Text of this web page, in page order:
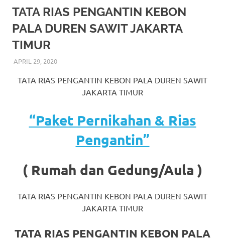
More
hints
rolex
replica.
my
https://www.watchesf.com.
learn
https://www.watchesb.com .
TATA RIAS PENGANTIN KEBON
PALA DUREN SAWIT JAKARTA
TIMUR
APRIL 29, 2020RIASALIKHA
BEKASI
PAKET DEKORASI PELAMINAN ,PAKET RIAS PENGANTIN
RIAS ,RIAS PENGANTIN
TATA RIAS PENGANTIN KEBON PALA DUREN SAWIT
JAKARTA TIMUR
“Paket Pernikahan & Rias
Pengantin”
( Rumah dan Gedung/Aula )
TATA RIAS PENGANTIN KEBON PALA DUREN SAWIT
JAKARTA TIMUR
TATA RIAS PENGANTIN KEBON PALA